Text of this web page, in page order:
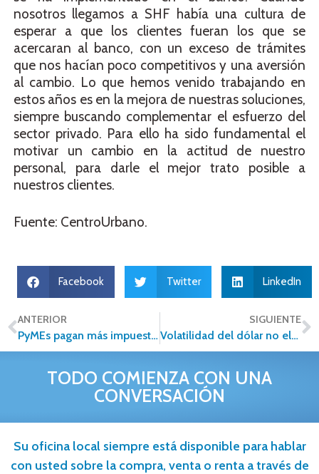
nosotros llegamos a SHF había una cultura de
esperar a que los clientes fueran los que se
acercaran al banco, con un exceso de trámites
que nos hacían poco competitivos y una aversión
al cambio. Lo que hemos venido trabajando en
estos años es en la mejora de nuestras soluciones,
siempre buscando complementar el esfuerzo del
sector privado. Para ello ha sido fundamental el
motivar un cambio en la actitud de nuestro
personal, para darle el mejor trato posible a
nuestros clientes.
Fuente: CentroUrbano.
Facebook Twitter LinkedIn
ANTERIOR
PyMEs pagan más impuestos por desconocimiento
SIGUIENTE
Volatilidad del dólar no elevará costos de vivienda: expertos
TODO COMIENZA CON UNA
CONVERSACIÓN
Su oficina local siempre está disponible para hablar
con usted sobre la compra, venta o renta a través de